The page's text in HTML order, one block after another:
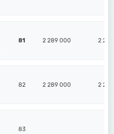
81 2 289 000 2
82 2 289 000 2
83